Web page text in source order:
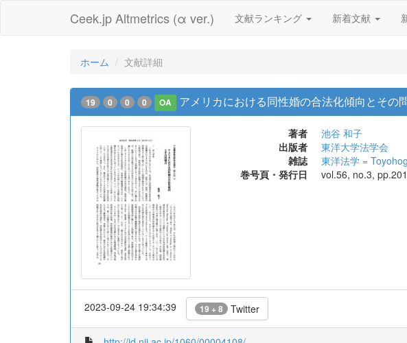
Ceek.jp Altmetrics (α ver.) 文献ランキング 新着文献
ホーム 文献詳細
19 0 0 0 OA アメリカにおける同性婚の合法化傾向とその
著者
池谷 和子
出版者
東洋大学法学会
雑誌
東洋法学 =
巻号頁・発行日
vol.56, no.3,
2023-09-24 19:34:39 19 + 8 Twitter